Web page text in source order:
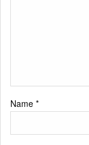
Name *